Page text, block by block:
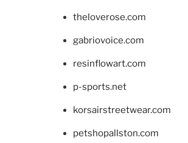
theloverose.com
gabriovoice.com
resinflowart.com
p-sports.net
korsairstreetwear.com
petshopallston.com